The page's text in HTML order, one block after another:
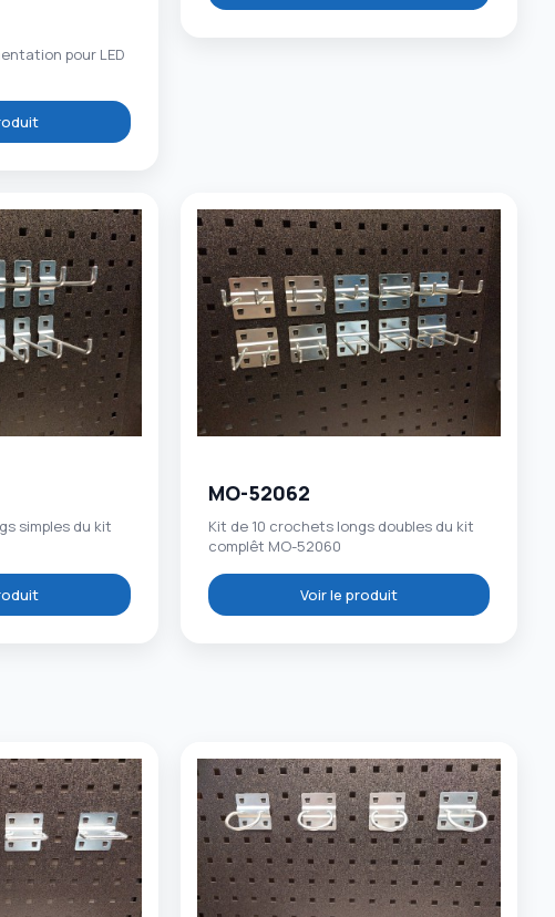
pour LED
simples du kit
MO-52062
Kit de 10 crochets longs doubles du kit
complêt MO-52060
Voir le produit